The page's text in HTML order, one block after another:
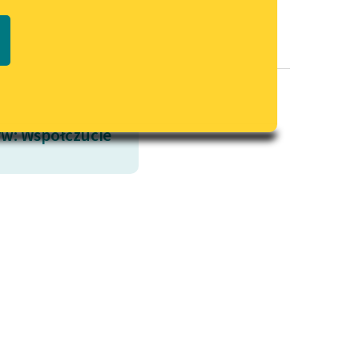
PDF
wrażliwych
Deklaracja dostępności
Współczucie